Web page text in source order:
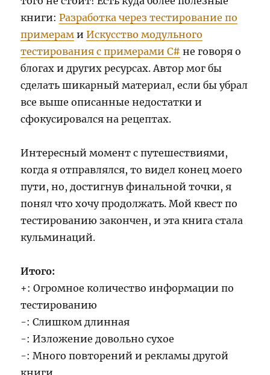
книги:Разработка через тестирование по
примерам иИскусство модульного
тестирования с примерами C# не говоря о
блогах и других ресурсах. Автор мог бы
сделать шикарный материал, если бы убрал
все выше описанные недостатки и
сфокусировался на рецептах.
Интересный момент с путешествиями,
когда я отправлялся, то видел конец моего
пути, но, достигнув финальной точки, я
понял что хочу продолжать. Мой квест по
тестированию закончен, и эта книга стала
кульминаций.
Итого:
+: Огромное количество информации по
тестированию
-: Слишком длинная
-: Изложение довольно сухое
-: Много повторений и рекламы другой